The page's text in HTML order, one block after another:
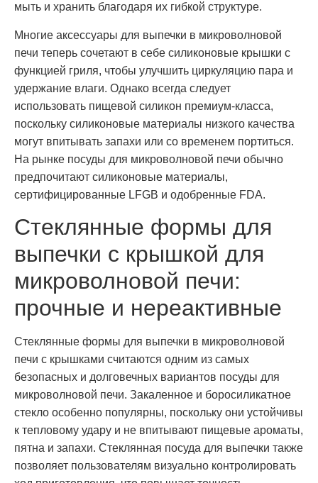
мыть и хранить благодаря их гибкой структуре.
Многие аксессуары для выпечки в микроволновой
печи теперь сочетают в себе силиконовые крышки с
функцией гриля, чтобы улучшить циркуляцию пара и
удержание влаги. Однако всегда следует
использовать пищевой силикон премиум-класса,
поскольку силиконовые материалы низкого качества
могут впитывать запахи или со временем портиться.
На рынке посуды для микроволновой печи обычно
предпочитают силиконовые материалы,
сертифицированные LFGB и одобренные FDA.
Стеклянные формы для
выпечки с крышкой для
микроволновой печи:
прочные и нереактивные
Стеклянные формы для выпечки в микроволновой
печи с крышками считаются одним из самых
безопасных и долговечных вариантов посуды для
микроволновой печи. Закаленное и боросиликатное
стекло особенно популярны, поскольку они устойчивы
к тепловому удару и не впитывают пищевые ароматы,
пятна и запахи. Стеклянная посуда для выпечки также
позволяет пользователям визуально контролировать